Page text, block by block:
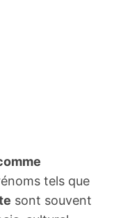
tels que
sont souvent